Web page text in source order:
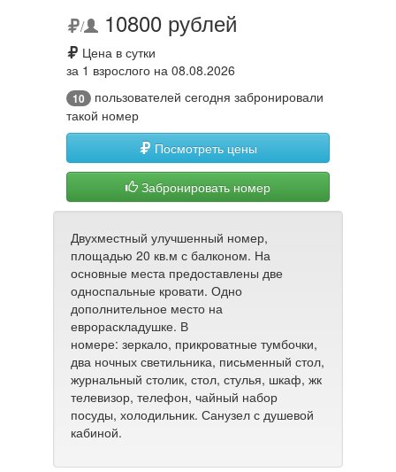
/ 10800 рублей
Цена в сутки
за 1 взрослого на 08.08.2026
10
пользователей сегодня забронировали
такой номер
Посмотреть цены
Забронировать номер
Двухместный улучшенный номер,
площадью 20 кв.м с балконом. На
основные места предоставлены две
односпальные кровати. Одно
дополнительное место на
еврораскладушке. В
номере: зеркало, прикроватные тумбочки,
два ночных светильника, письменный стол,
журнальный столик, стол, стулья, шкаф, жк
телевизор, телефон, чайный набор
посуды, холодильник. Санузел с душевой
кабиной.